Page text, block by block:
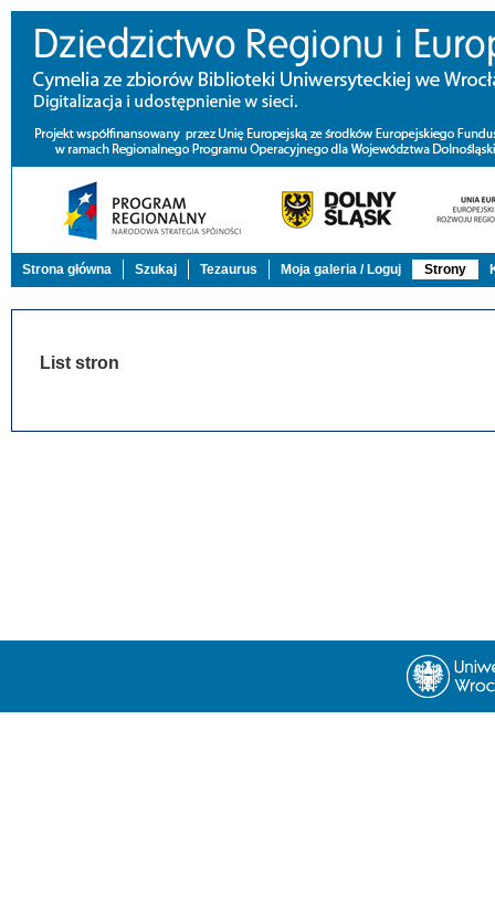
Strona główna Szukaj Tezaurus Moja galeria / Loguj Strony
List stron